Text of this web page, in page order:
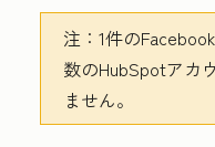
注： 1件の
数のHubSpotアカ
ません。